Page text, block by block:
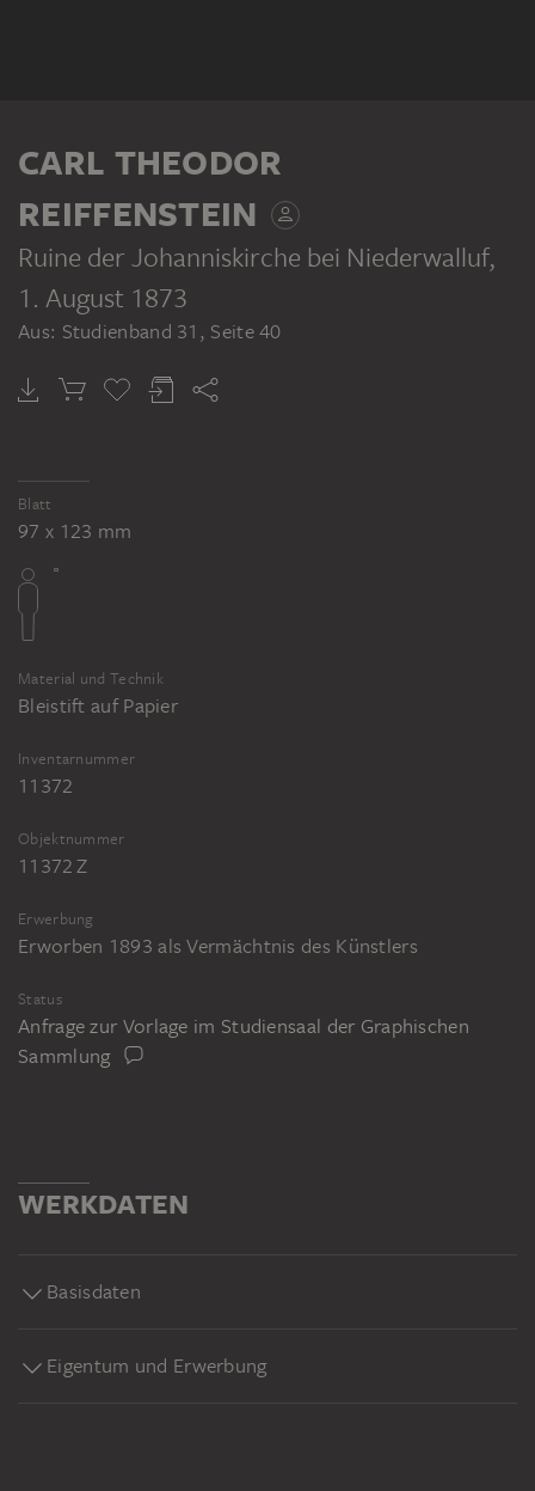
CARL THEODOR
REIFFENSTEIN
Ruine der Johanniskirche bei Niederwalluf,
1. August 1873
Aus: Studienband 31, Seite 40
Blatt
97 x 123 mm
Material und Technik
Bleistift auf Papier
Inventarnummer
11372
Objektnummer
11372 Z
Erwerbung
Erworben 1893 als Vermächtnis des Künstlers
Status
Anfrage zur Vorlage im Studiensaal der Graphischen
Sammlung
WERKDATEN
Basisdaten
Eigentum und Erwerbung